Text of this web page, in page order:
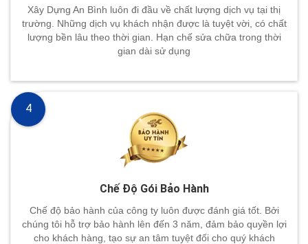
Xây Dựng An Bình luôn đi đầu về chất lượng dịch vụ tại thị
trường. Những dịch vụ khách nhận được là tuyệt vời, có chất
lượng bền lâu theo thời gian. Hạn chế sửa chữa trong thời
gian dài sử dụng
Chế Độ Gói Bảo Hành
Chế độ bảo hành của công ty luôn được đánh giá tốt. Bởi
chúng tôi hỗ trợ bảo hành lên đến 3 năm, đảm bảo quyền lợi
cho khách hàng, tạo sự an tâm tuyệt đối cho quý khách
4